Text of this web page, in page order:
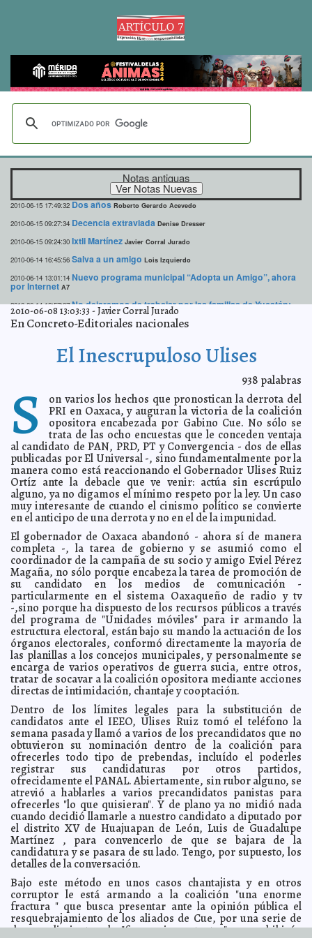
Notas antiguas
2010-06-15 17:49:32 Dos años Roberto Gerardo Acevedo
2010-06-15 09:27:34 Decencia extraviada Denise Dresser
2010-06-15 09:24:30 Ixtli Martínez Javier Corral Jurado
2010-06-14 16:45:56 Salva a un amigo Lois Izquierdo
2010-06-14 13:01:14 Nuevo programa municipal “Adopta un Amigo”, ahora
por Internet A7
2010-06-14 12:57:07 No dejaremos de trabajar por las familias de Yucatán:
Beatriz Zavala A7
El Chile Habanero, ya con denominación de origen,
2010-06-14 12:47:49 Más sobre la diabetes: puede causar pérdida del oído
Advierte el IMSS de daños irreversibles a la cadera A7
2010-06-14 12:40:11 Lluvias toda la semana por influencia de diversas
ondas tropicales A7
2010-06-12 10:32:07 Asesinan a hijo de Joan Sebastian A7
2010-06-12 08:34:31 ¡Hakuna matata! Goyito Zavala
2010-06-11 23:00:00 El Tri, Salinas y el PRI: "¡A ganar muchachos!" Guardiano
Delatorre S.J.
2010-06-11 15:42:02 Apoyo federal para la atención a la violencia familiar y
de género en los Pueblos Indígenas A7
2010-06-11 15:31:36 Golpe en la cabeza seguido de somnolencia, requiere
atención médica urgente: IMSS A7
2010-06-11 15:29:53 Resumen semanal de indicadores financieros del 7 al
11 de junio de 2010 Javier Eduardo Cámara Menéndez
2010-06-11 11:09:38 Los empleados municipales serían beneficiarios del
Infonavit Lois Izquierdo
2010-06-11 09:01:51 El mundial se estrena con diplomacia Franz de J. Fortuny
Loret de Mola
2010-06-11 08:02:11 La pesadilla de Freddy Federico Wilder
2010-06-10 16:34:09 Formal prisión a dos implicados en delitos contra la
salud y violación a la Ley Federal de Armas de Fuego y Explosivos
detenidos en Circuito Colonias A7
2010-06-10 16:26:19 El uso excesivo de antiácidos puede causar serias
complicaciones: IMSS A7
2010-06-10 14:54:00 El Ipepac condenó a las nuevas generaciones a sufrir
autoridades corruptas: Beatriz Zavala A7
2010-06-10 14:31:41 Rico ajo para untarle al pan Fernando Roche Cano
2010-06-10 07:54:47 Cerca del final Lois Izquierdo
2010-06-09 12:18:29 Instalan el Comité Municipal de Prevención de
Huracanes A7
2010-06-09 11:55:16 El Consejo General del Ipepac debe denunciar
penalmente a priistas de Hocabá: Pérez Moguel A7
2010-06-09 11:50:34 Unen esfuerzos CDI y DGETA para garantizar el éxito de
proyectos productivos en el campo A7
2010-06-09 11:45:02 Acude el IMSS a empresas yucatecas para atender a
sus empleados A7
2010-06-09 10:38:14 El noble arte del cotilleo Guillermo Barrera Fernández
2010-06-09 09:44:58 (15) Conocimiento Compartido María Leticia Roche Cano
2010-06-08 16:03:46 Dispensadores ingleses de chicles y colillas de cigarro
para el Centro Histórico
2010-06-08 13:03:33 -Javier Corral Jurado
En Concreto-Editoriales nacionales
El Inescrupuloso Ulises
938 palabras
S on varios los hechos que pronostican la derrota del
PRI en Oaxaca, y auguran la victoria de la coalición
opositora encabezada por Gabino Cue. No sólo se
trata de las ocho encuestas que le conceden ventaja
al candidato de PAN, PRD, PT y Convergencia - dos de ellas
publicadas por El Universal -, sino fundamentalmente por la
manera como está reaccionando el Gobernador Ulises Ruiz
Ortíz ante la debacle que ve venir: actúa sin escrúpulo
alguno, ya no digamos el mínimo respeto por la ley. Un caso
muy interesante de cuando el cinismo político se convierte
en el anticipo de una derrota y no en el de la impunidad.
El gobernador de Oaxaca abandonó - ahora sí de manera
completa -, la tarea de gobierno y se asumió como el
coordinador de la campaña de su socio y amigo Eviel Pérez
Magaña, no sólo porque encabeza la tarea de promoción de
su candidato en los medios de comunicación -
particularmente en el sistema Oaxaqueño de radio y tv
-,sino porque ha dispuesto de los recursos públicos a través
del programa de "Unidades móviles" para ir armando la
estructura electoral, están bajo su mando la actuación de los
órganos electorales, conformó directamente la mayoría de
las planillas a los concejos municipales, y personalmente se
encarga de varios operativos de guerra sucia, entre otros,
tratar de socavar a la coalición opositora mediante acciones
directas de intimidación, chantaje y cooptación.
Dentro de los límites legales para la substitución de
candidatos ante el IEEO, Ulises Ruiz tomó el teléfono la
semana pasada y llamó a varios de los precandidatos que no
obtuvieron su nominación dentro de la coalición para
ofrecerles todo tipo de prebendas, incluído el poderles
registrar sus candidaturas por otros partidos,
ofrecidamente el PANAL. Abiertamente, sin rubor alguno, se
atrevió a hablarles a varios precandidatos panistas para
ofrecerles "lo que quisieran". Y de plano ya no midió nada
cuando decidió llamarle a nuestro candidato a diputado por
el distrito XV de Huajuapan de León, Luis de Guadalupe
Martínez , para convencerlo de que se bajara de la
candidatura y se pasara de su lado. Tengo, por supuesto, los
detalles de la conversación.
Bajo este método en unos casos chantajista y en otros
corruptor le está armando a la coalición "una enorme
fractura " que busca presentar ante la opinión pública el
resquebrajamiento de los aliados de Cue, por una serie de
desprendimientos de "figuras importantes" que exhibirán